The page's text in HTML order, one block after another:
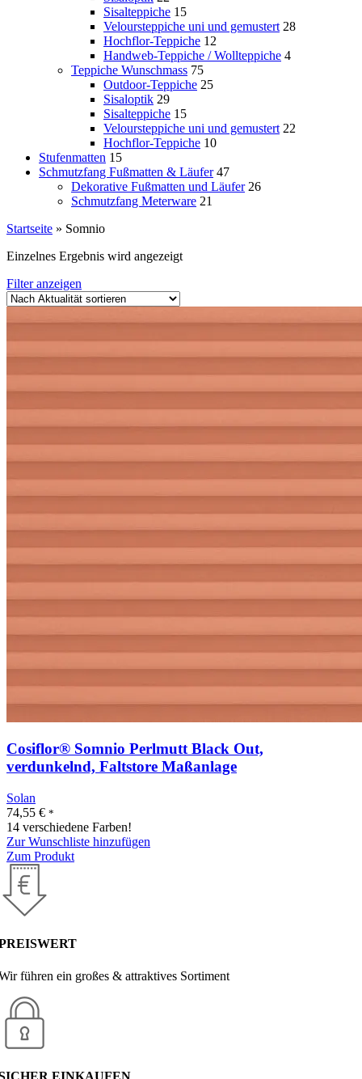
Sisalteppiche 15
Veloursteppiche uni und gemustert 28
Hochflor-Teppiche 12
Handweb-Teppiche / Wollteppiche 4
Teppiche Wunschmass 75
Outdoor-Teppiche 25
Sisaloptik 29
Sisalteppiche 15
Veloursteppiche uni und gemustert 22
Hochflor-Teppiche 10
Stufenmatten 15
Schmutzfang Fußmatten & Läufer 47
Dekorative Fußmatten und Läufer 26
Schmutzfang Meterware 21
Startseite » Somnio
Einzelnes Ergebnis wird angezeigt
Filter anzeigen
Cosiflor® Somnio Perlmutt Black Out,
verdunkelnd, Faltstore Maßanlage
Solan
74,55 € *
14 verschiedene Farben!
Zur Wunschliste hinzufügen
Zum Produkt
führen ein großes & attraktives Sortiment
EINKAUFEN